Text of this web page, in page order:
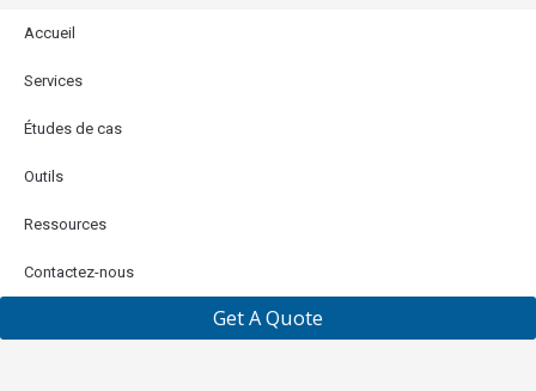
Accueil
Services
Études de cas
Outils
Ressources
Contactez-nous
Get A Quote